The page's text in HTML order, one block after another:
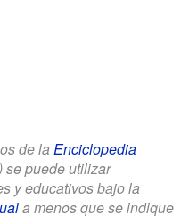
de la Enciclopedia
se puede utilizar
y educativos bajo la
a menos que se indique